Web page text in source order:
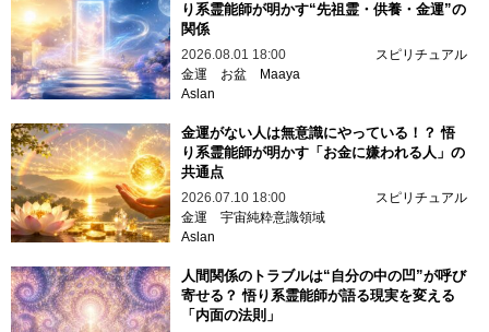
り系霊能師が明かす“先祖霊・供養・金運”の
関係
2026.08.01 18:00
スピリチュアル
金運
お盆
Maaya
Aslan
金運がない人は無意識にやっている！？ 悟
り系霊能師が明かす「お金に嫌われる人」の
共通点
2026.07.10 18:00
スピリチュアル
金運 宇宙純粋意識領域
Aslan
人間関係のトラブルは“自分の中の凹”が呼び
寄せる？ 悟り系霊能師が語る現実を変える
「内面の法則」